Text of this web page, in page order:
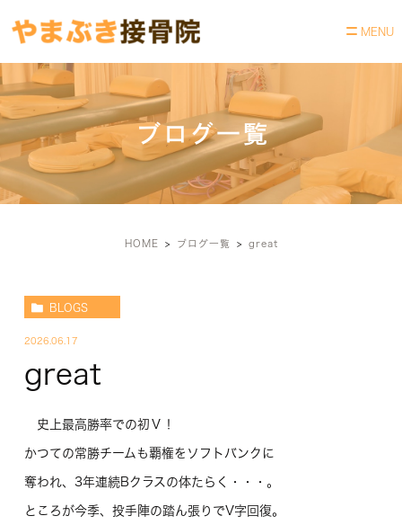
ブログ一覧
HOME ブログ一覧 great
BLOGS
2026.06.17
great
史上最高勝率での初Ｖ！
かつての常勝チームも覇権をソフトバンクに
奪われ、3年連続Bクラスの体たらく・・・。
ところが今季、投手陣の踏ん張りでV字回復。